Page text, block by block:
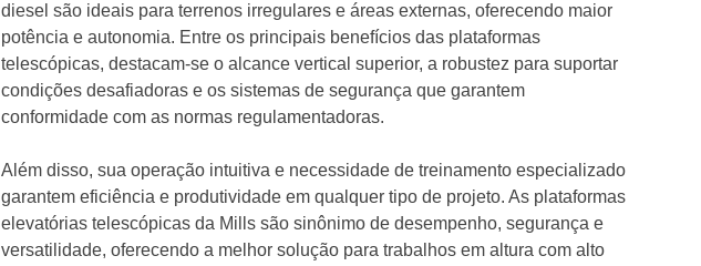
diesel são ideais para terrenos irregulares e áreas externas, oferecendo maior
potência e autonomia. Entre os principais benefícios das plataformas
telescópicas, destacam-se o alcance vertical superior, a robustez para suportar
condições desafiadoras e os sistemas de segurança que garantem
conformidade com as normas regulamentadoras.
Além disso, sua operação intuitiva e necessidade de treinamento especializado
garantem eficiência e produtividade em qualquer tipo de projeto. As plataformas
elevatórias telescópicas da Mills são sinônimo de desempenho, segurança e
versatilidade, oferecendo a melhor solução para trabalhos em altura com alto